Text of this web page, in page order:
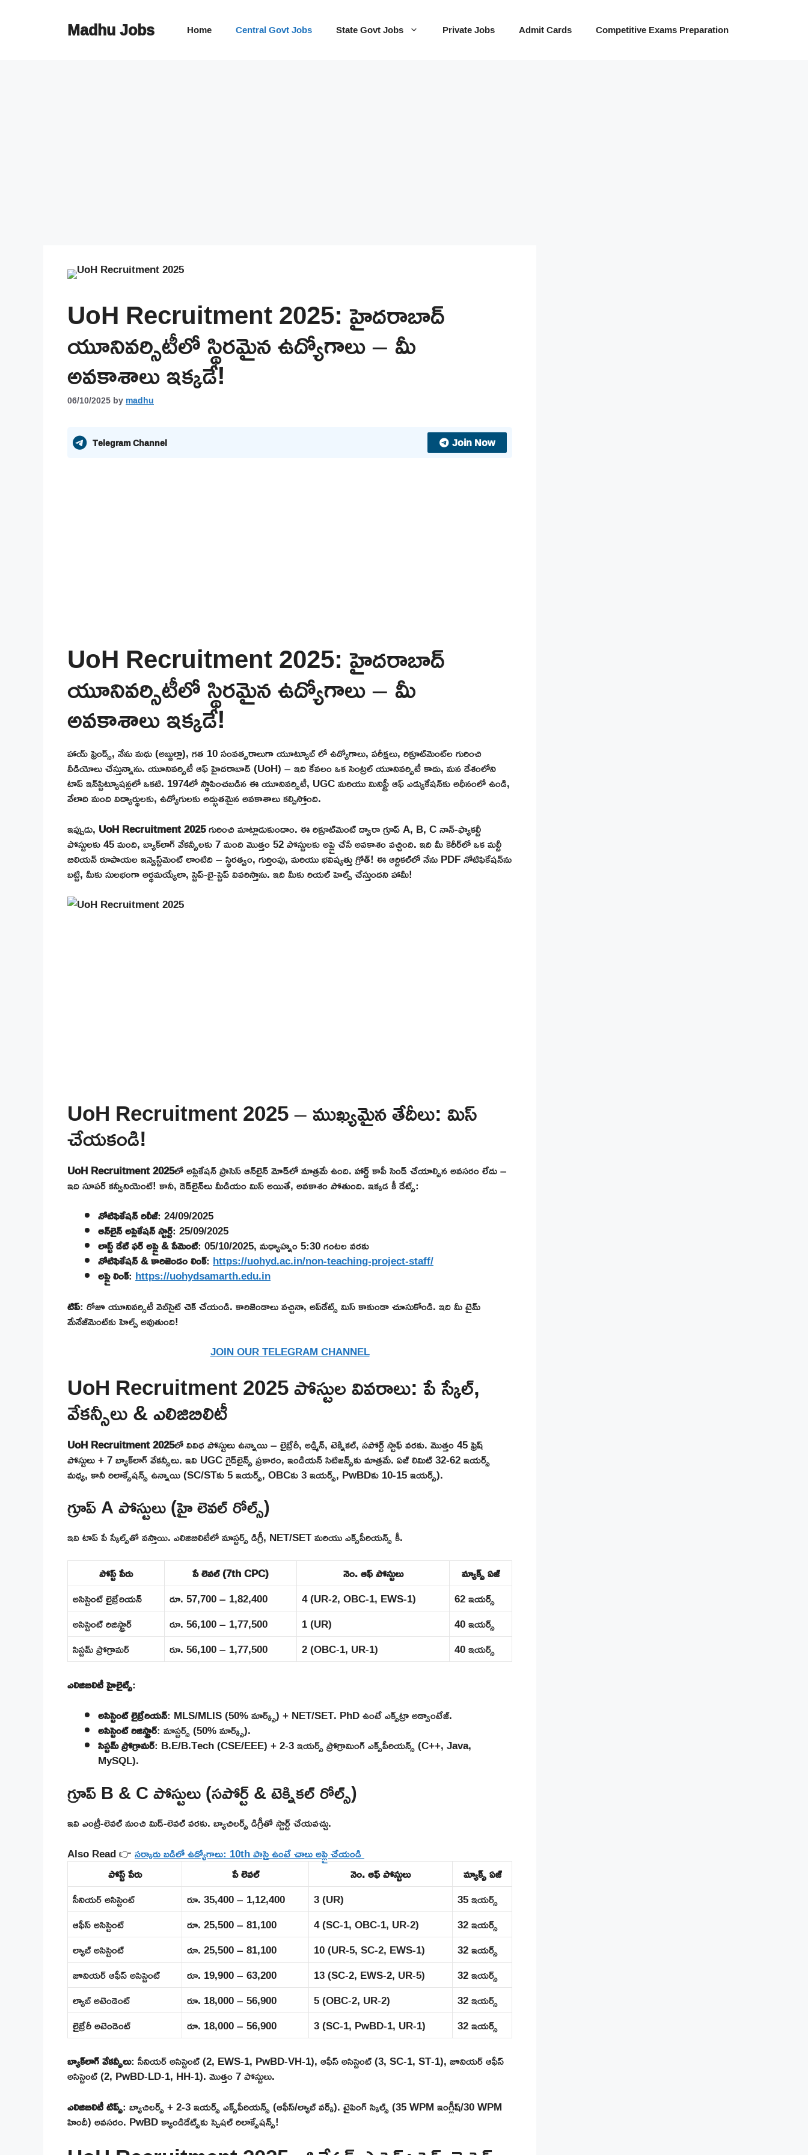
Madhu Jobs Home Central Govt Jobs State Govt Jobs Private Jobs Admit Cards Competitive Exams Preparation
UoH Recruitment 2025: హైదరాబాద్
యూనివర్సిటీలో స్థిరమైన ఉద్యోగాలు – మీ
అవకాశాలు ఇక్కడే!
06/10/2025bymadhu
Telegram Channel Join Now
UoH Recruitment 2025: హైదరాబాద్
యూనివర్సిటీలో స్థిరమైన ఉద్యోగాలు – మీ
అవకాశాలు ఇక్కడే!
హాయ్ ఫ్రెండ్స్, నేను మధు (అబ్దుల్లా), గత 10 సంవత్సరాలుగా యూట్యూబ్ లో ఉద్యోగాలు, పరీక్షలు, రిక్రూట్‌మెంట్‌ల గురించి
వీడియోలు చేస్తున్నాను. యూనివర్సిటీ ఆఫ్ హైదరాబాద్ (UoH) – ఇది కేవలం ఒక సెంట్రల్ యూనివర్సిటీ కాదు, మన దేశంలోని
టాప్ ఇన్‌స్టిట్యూషన్లలో ఒకటి. 1974లో స్థాపించబడిన ఈ యూనివర్సిటీ, UGC మరియు మినిస్ట్రీ ఆఫ్ ఎడ్యుకేషన్‌కు అధీనంలో ఉండి,
వేలాది మంది విద్యార్థులకు, ఉద్యోగులకు అద్భుతమైన అవకాశాలు కల్పిస్తోంది.
ఇప్పుడు, UoH Recruitment 2025గురించి మాట్లాడుకుందాం. ఈ రిక్రూట్‌మెంట్ ద్వారా గ్రూప్ A, B, C నాన్-ఫ్యాకల్టీ
పోస్టులకు 45 మంది, బ్యాక్‌లాగ్ వేకన్సీలకు 7 మంది మొత్తం 52 పోస్టులకు అప్లై చేసే అవకాశం వచ్చింది. ఇది మీ కెరీర్‌లో ఒక మల్టీ
బిలియన్ రూపాయల ఇన్వెస్ట్‌మెంట్ లాంటిది – స్థిరత్వం, గుర్తింపు, మరియు భవిష్యత్తు గ్రోత్! ఈ ఆర్టికల్‌లో నేను PDF నోటిఫికేషన్‌ను
బట్టి, మీకు సులభంగా అర్థమయ్యేలా, స్టెప్-బై-స్టెప్ వివరిస్తాను. ఇది మీకు రియల్ హెల్ప్ చేస్తుందని హామీ!
UoH Recruitment 2025 – ముఖ్యమైన తేదీలు: మిస్
చేయకండి!
UoH Recruitment 2025లో అప్లికేషన్ ప్రాసెస్ ఆన్‌లైన్ మోడ్‌లో మాత్రమే ఉంది. హార్డ్ కాపీ సెండ్ చేయాల్సిన అవసరం లేదు –
ఇది సూపర్ కన్వీనియెంట్! కానీ, డెడ్‌లైన్‌లు మీడియం మిస్ అయితే, అవకాశం పోతుంది. ఇక్కడ కీ డేట్స్:
నోటిఫికేషన్ రిలీజ్: 24/09/2025
ఆన్‌లైన్ అప్లికేషన్ స్టార్ట్: 25/09/2025
లాస్ట్ డేట్ ఫర్ అప్లై & పేమెంట్: 05/10/2025, మధ్యాహ్నం 5:30 గంటల వరకు
నోటిఫికేషన్ & కారిజెండం లింక్: https://uohyd.ac.in/non-teaching-project-staff/
అప్లై లింక్: https://uohydsamarth.edu.in
టిప్: రోజూ యూనివర్సిటీ వెబ్‌సైట్ చెక్ చేయండి. కారిజెండాలు వచ్చినా, అప్‌డేట్స్ మిస్ కాకుండా చూసుకోండి. ఇది మీ టైమ్
మేనేజ్‌మెంట్‌కు హెల్ప్ అవుతుంది!
JOIN OUR TELEGRAM CHANNEL
UoH Recruitment 2025 పోస్టుల వివరాలు: పే స్కేల్,
వేకన్సీలు & ఎలిజిబిలిటీ
UoH Recruitment 2025లో వివిధ పోస్టులు ఉన్నాయి – లైబ్రేరీ, అడ్మిన్, టెక్నికల్, సపోర్ట్ స్టాఫ్ వరకు. మొత్తం 45 ఫ్రెష్
పోస్టులు + 7 బ్యాక్‌లాగ్ వేకన్సీలు. ఇవి UGC గైడ్‌లైన్స్ ప్రకారం, ఇండియన్ సిటిజన్స్‌కు మాత్రమే. ఏజ్ లిమిట్ 32-62 ఇయర్స్
మధ్య, కానీ రిలాక్సేషన్స్ ఉన్నాయి (SC/STకు 5 ఇయర్స్, OBCకు 3 ఇయర్స్, PwBDకు 10-15 ఇయర్స్).
గ్రూప్ A పోస్టులు (హై లెవల్ రోల్స్)
ఇవి టాప్ పే స్కేల్స్‌తో వస్తాయి. ఎలిజిబిలిటీలో మాస్టర్స్ డిగ్రీ, NET/SET మరియు ఎక్స్‌పీరియన్స్ కీ.
పోస్ట్ పేరు
పే లెవల్ (7th CPC) నెం. ఆఫ్ పోస్టులు
మ్యాక్స్ ఏజ్
అసిస్టెంట్ లైబ్రేరియన్
రూ. 57,700 – 1,82,400 4 (UR-2, OBC-1, EWS-1)
62 ఇయర్స్
అసిస్టెంట్ రిజిస్ట్రార్
రూ. 56,100 – 1,77,500 1 (UR)
40 ఇయర్స్
సిస్టమ్ ప్రోగ్రామర్
రూ. 56,100 – 1,77,500 2 (OBC-1, UR-1)
40 ఇయర్స్
ఎలిజిబిలిటీ హైలైట్స్:
అసిస్టెంట్ లైబ్రేరియన్: MLS/MLIS (50% మార్క్స్) + NET/SET. PhD ఉంటే ఎక్స్‌ట్రా అడ్వాంటేజ్.
అసిస్టెంట్ రిజిస్ట్రార్: మాస్టర్స్ (50% మార్క్స్).
సిస్టమ్ ప్రోగ్రామర్: B.E/B.Tech (CSE/EEE) + 2-3 ఇయర్స్ ప్రోగ్రామింగ్ ఎక్స్‌పీరియన్స్ (C++, Java,
MySQL).
గ్రూప్ B & C పోస్టులు (సపోర్ట్ & టెక్నికల్ రోల్స్)
ఇవి ఎంట్రీ-లెవల్ నుంచి మిడ్-లెవల్ వరకు. బ్యాచిలర్స్ డిగ్రీతో స్టార్ట్ చేయవచ్చు.
Also Read 👉సర్కారు బడిలో ఉద్యోగాలు: 10th పాసై ఉంటే చాలు అప్లై చేయండి
పోస్ట్ పేరు
పే లెవల్ నెం. ఆఫ్ పోస్టులు
మ్యాక్స్ ఏజ్
సీనియర్ అసిస్టెంట్
రూ. 35,400 – 1,12,400 3 (UR)
35 ఇయర్స్
ఆఫీస్ అసిస్టెంట్
రూ. 25,500 – 81,100 4 (SC-1, OBC-1, UR-2)
32 ఇయర్స్
ల్యాబ్ అసిస్టెంట్
రూ. 25,500 – 81,100 10 (UR-5, SC-2, EWS-1)
32 ఇయర్స్
జూనియర్ ఆఫీస్ అసిస్టెంట్
రూ. 19,900 – 63,200 13 (SC-2, EWS-2, UR-5)
32 ఇయర్స్
ల్యాబ్ అటెండెంట్
రూ. 18,000 – 56,900 5 (OBC-2, UR-2)
32 ఇయర్స్
లైబ్రేరీ అటెండెంట్
రూ. 18,000 – 56,900 3 (SC-1, PwBD-1, UR-1)
32 ఇయర్స్
బ్యాక్‌లాగ్ వేకన్సీలు: సీనియర్ అసిస్టెంట్ (2, EWS-1, PwBD-VH-1), ఆఫీస్ అసిస్టెంట్ (3, SC-1, ST-1), జూనియర్ ఆఫీస్
అసిస్టెంట్ (2, PwBD-LD-1, HH-1). మొత్తం 7 పోస్టులు.
ఎలిజిబిలిటీ టిప్స్: బ్యాచిలర్స్ + 2-3 ఇయర్స్ ఎక్స్‌పీరియన్స్ (ఆఫీస్/ల్యాబ్ వర్క్). టైపింగ్ స్కిల్స్ (35 WPM ఇంగ్లీష్/30 WPM
హిందీ) అవసరం. PwBD క్యాండిడేట్స్‌కు స్పెషల్ రిలాక్సేషన్స్!